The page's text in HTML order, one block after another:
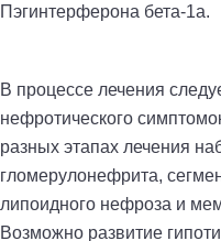
Пэгинтерферона бета-1а.
В процессе лечения
нефротического
разных этапах лечения
гломерулонефрита,
липоидного нефроза и
Возможно развитие